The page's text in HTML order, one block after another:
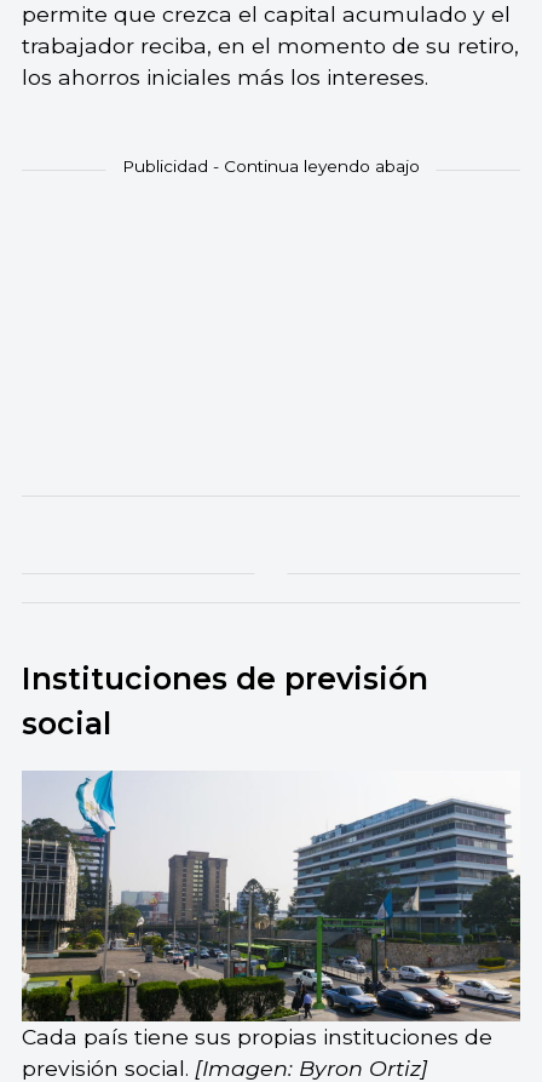
permite que crezca el capital acumulado y el
trabajador reciba, en el momento de su retiro,
los ahorros iniciales más los intereses.
Instituciones de previsión
social
Cada país tiene sus propias instituciones de
previsión social. [Imagen: Byron Ortiz]